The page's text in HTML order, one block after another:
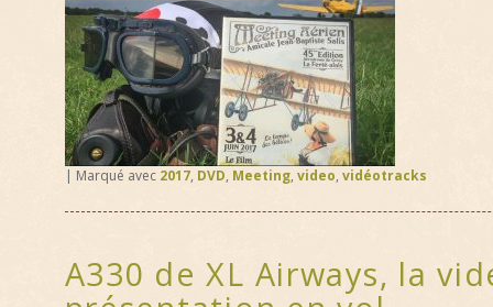
| Marqué avec 2017, DVD, Meeting, video, vidéotracks
A330 de XL Airways, la